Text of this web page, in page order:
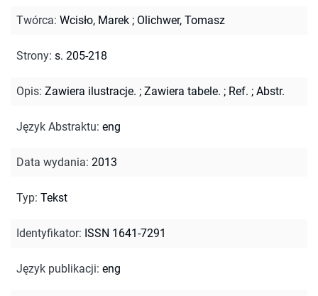
Twórca: Wcisło, Marek ; Olichwer, Tomasz
Strony: s. 205-218
Opis: Zawiera ilustracje. ; Zawiera tabele. ; Ref. ; Abstr.
Język Abstraktu: eng
Data wydania: 2013
Typ: Tekst
Identyfikator: ISSN 1641-7291
Język publikacji: eng